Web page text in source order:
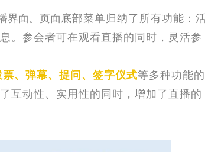
界面。页面底部菜单归纳了所有功能：活
。参会者可在观看直播的同时，灵活参
票、弹幕、提问、签字仪式等多种功能的
互动性、实用性的同时，增加了直播的